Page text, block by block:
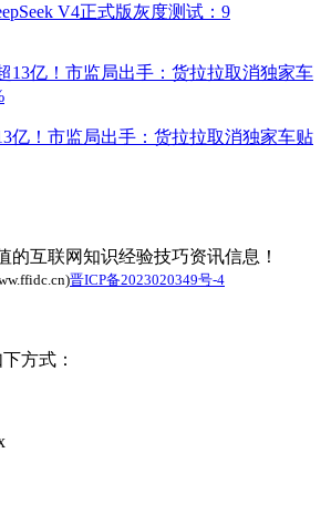
V4正式版灰度测试：9
亿！市监局出手：货拉拉取消独家车贴
的互联网知识经验技巧资讯信息！
晋ICP备2023020349号-4
方式：